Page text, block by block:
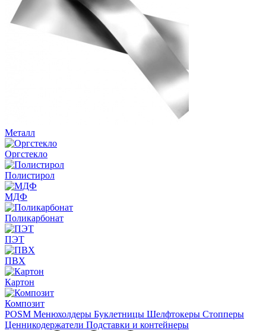
Металл
Оргстекло
Полистирол
МДФ
Поликарбонат
ПЭТ
ПВХ
Картон
Композит
POSM Менюхолдеры Буклетницы Шелфтокеры Стопперы
Ценникодер­жа­те­ли Подставки и контейнеры